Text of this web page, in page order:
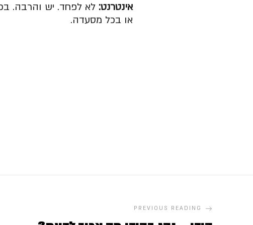
אינטרנט: לא לפחד. יש והרבה.
או בכל מסעדה.
PREVIOUS READING